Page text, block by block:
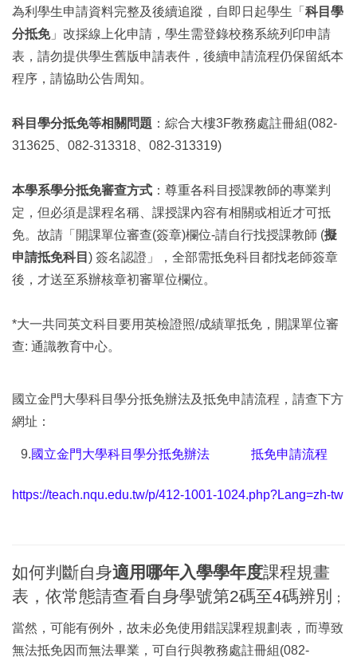
為利學生申請資料完整及後續追蹤，自即日起學生「 科目學
分抵免」改採線上化申請，學生需登錄校務系統列印申請
表，請勿提供學生舊版申請表件，後續申請流程仍保留紙本
程序，請協助公告周知。
科目學分抵免等相關問題 ：綜合大樓3F教務處註冊組(082-
313625、082-313318、082-313319)
本學系學分抵免審查方式 ：尊重各科目授課教師的專業判
定，但必須是課程名稱、課授課內容有相關或相近才可抵
免。故請「開課單位審查(簽章)欄位-請自行找授課教師 (擬
申請抵免科目 ) 簽名認證」，全部需抵免科目都找老師簽章
後，才送至系辦核章初審單位欄位。
*大一共同英文科目要用英檢證照/成績單抵免，開課單位審
查: 通識教育中心。
國立金門大學科目學分抵免辦法及抵免申請流程，請查下方
網址：
9.國立金門大學科目學分抵免辦法 抵免申請流程
https://teach.nqu.edu.tw/p/412-1001-1024.php?Lang=zh-tw
如何判斷自身適用哪年入學學年度課程規畫
表，依常態請查看自身學號第2碼至4碼辨別
；
當然，可能有例外，故未必免使用錯誤課程規劃表，而導致
無法抵免因而無法畢業，可自行與教務處註冊組(082-